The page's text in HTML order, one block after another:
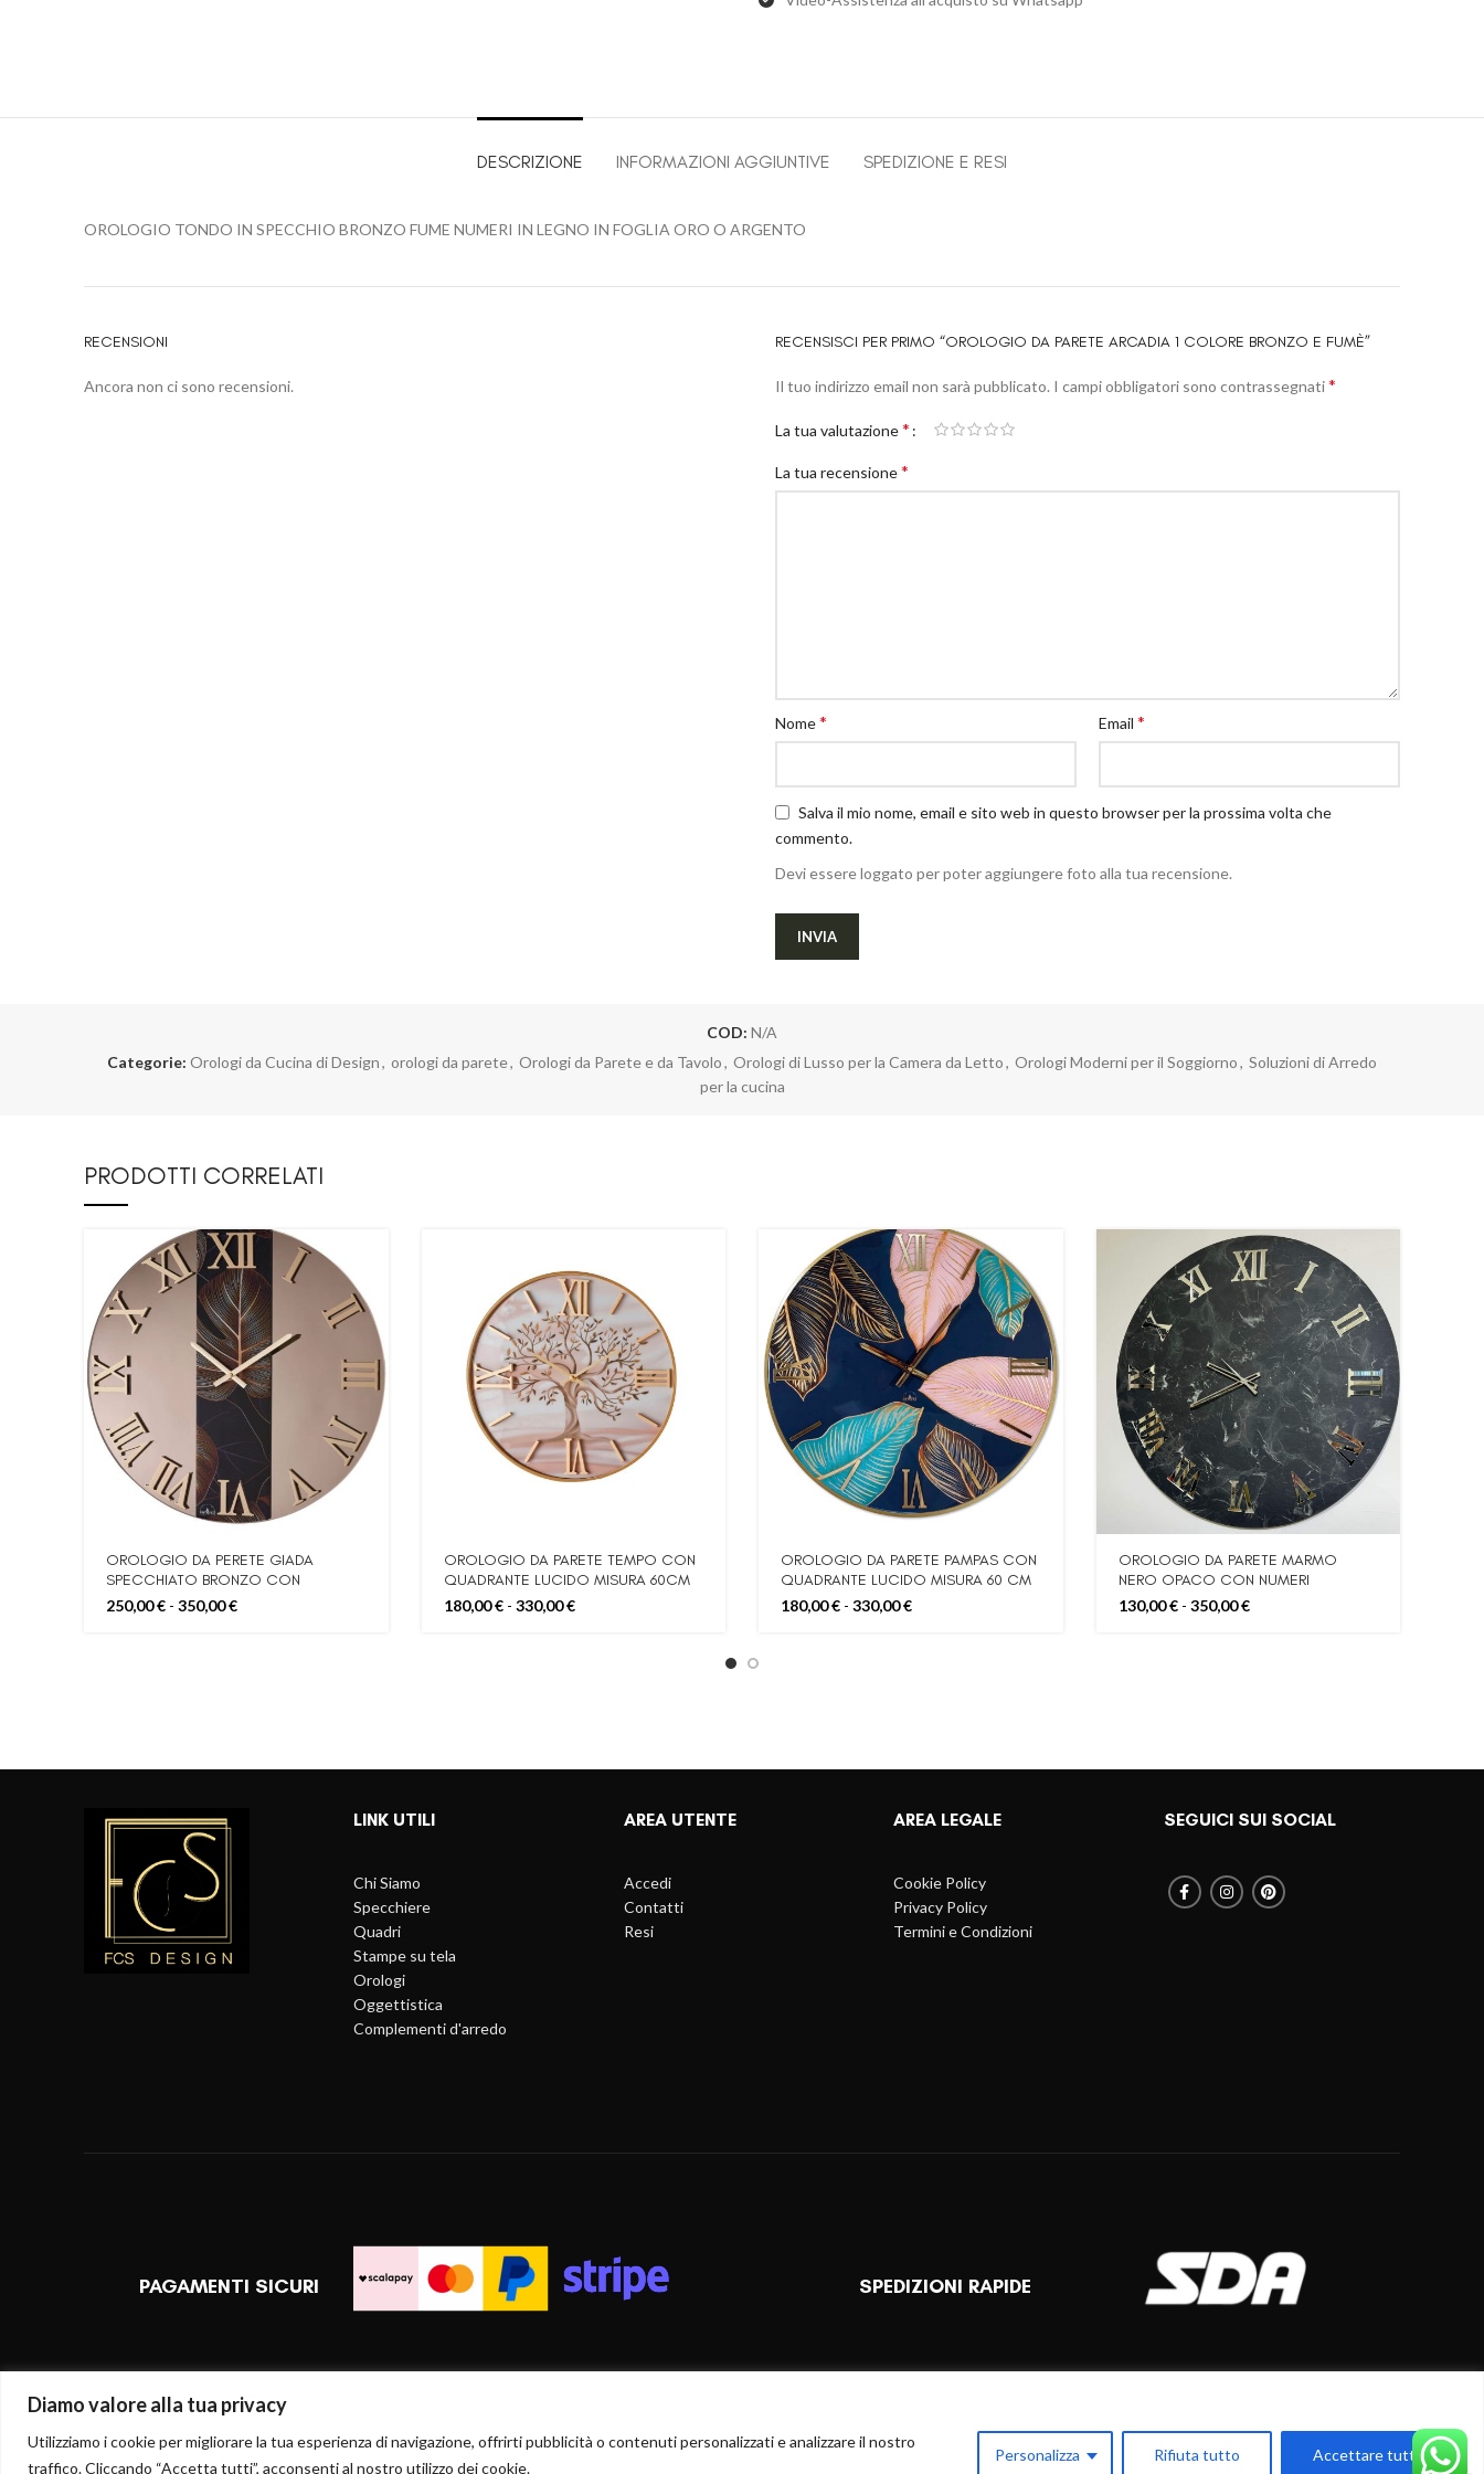
Diamo valore alla tua privacy
Utilizziamo i cookie per migliorare la tua esperienza di navigazione, offrirti pubblicità o contenuti personalizzati e analizzare il nostro
traffico. Cliccando “Accetta tutti”, acconsenti al nostro utilizzo dei cookie.
Personalizza Rifiuta tutto Accettare tutto
DESCRIZIONE INFORMAZIONI AGGIUNTIVE SPEDIZIONE E RESI
OROLOGIO TONDO IN SPECCHIO BRONZO FUME NUMERI IN LEGNO IN FOGLIA ORO O ARGENTO
RECENSIONI
Ancora non ci sono recensioni.
RECENSISCI PER PRIMO “OROLOGIO DA PARETE ARCADIA 1 COLORE BRONZO E FUMÈ”
Il tuo indirizzo email non sarà pubblicato. I campi obbligatori sono contrassegnati*
La tua valutazione*
La tua recensione*
Nome* Email *
Salva il mio nome, email e sito web in questo browser per la prossima volta che
commento.
Devi essere loggato per poter aggiungere foto alla tua recensione.
COD: N/A
Categorie: Orologi da Cucina di Design, orologi da parete, Orologi da Parete e da Tavolo, Orologi di Lusso per la Camera da Letto, Orologi Moderni per il Soggiorno, Soluzioni di Arredo
per la cucina
PRODOTTI CORRELATI
OROLOGIO DA PERETE GIADA
SPECCHIATO BRONZO CON
APPLICAZIONE CENTRALE IN PLEX
CON FIORI 60CM 80CM
250,00€ - 350,00€Fascia
OROLOGIO DA PARETE TEMPO CON
QUADRANTE LUCIDO MISURA 60CM
80CM
180,00€ - 330,00€Fascia
OROLOGIO DA PARETE PAMPAS CON
QUADRANTE LUCIDO MISURA 60 CM
80 CM
180,00€ - 330,00€Fascia
OROLOGIO DA PARETE MARMO
NERO OPACO CON NUMERI
ARGENTO CROMATO MISURA
50CM,60CM,80CM,100CM,
130,00€ - 350,00€Fascia
LINK UTILI
Chi Siamo
Specchiere
Quadri
Stampe su tela
Orologi
Oggettistica
Complementi d'arredo
AREA UTENTE
Accedi
Contatti
Resi
AREA LEGALE
Cookie Policy
Privacy Policy
Termini e Condizioni
SEGUICI SUI SOCIAL
PAGAMENTI SICURI SPEDIZIONI RAPIDE